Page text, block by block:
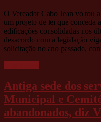
O Vereador Cabo Jean voltou
um projeto de lei que conceda
edificações consolidadas nos
desacordo com a legislação
solicitação no ano passado,
Antiga sede dos
Municipal e
abandonados, diz